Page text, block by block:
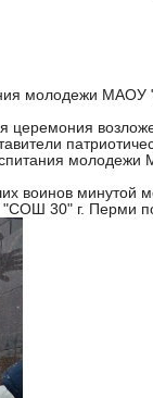
молодежи
церемония
воинов минутой
30" г. Перми